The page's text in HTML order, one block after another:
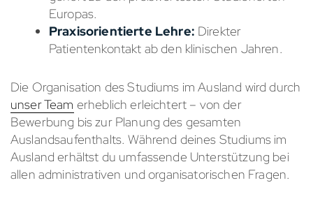
Europas.
Praxisorientierte Lehre: Direkter
Patientenkontakt ab den klinischen Jahren.
Die Organisation des Studiums im Ausland wird durch
unser Team erheblich erleichtert – von der
Bewerbung bis zur Planung des gesamten
Auslandsaufenthalts. Während deines Studiums im
Ausland erhältst du umfassende Unterstützung bei
allen administrativen und organisatorischen Fragen.